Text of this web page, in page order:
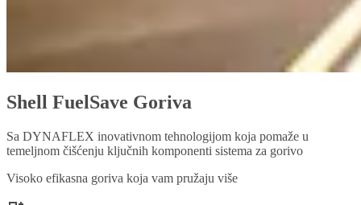
Shell FuelSave Goriva
Sa DYNAFLEX inovativnom tehnologijom koja pomaže u
temeljnom čišćenju ključnih komponenti sistema za gorivo
Visoko efikasna goriva koja vam pružaju više